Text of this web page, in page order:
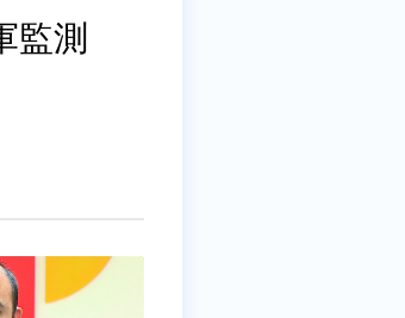
監測